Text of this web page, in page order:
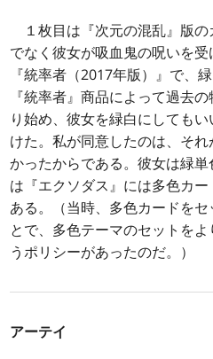
１枚目は『次元の混乱』版の
でなく彼女が吸血鬼の呪いを
『統率者（2017年版）』で、
『統率者』商品によって過去
り始め、彼女を緑白にしても
けた。私が同意したのは、そ
かったからである。彼女は緑
は『エクソダス』には多色カ
ある。（当時、多色カードを
とで、多色テーマのセットを
うポリシーがあったのだ。）
アーテイ